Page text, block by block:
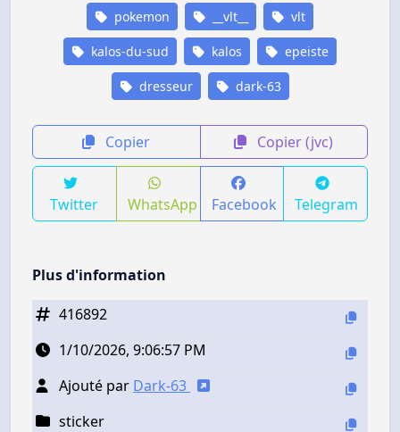
pokemon __vlt__ vlt
kalos-du-sud kalos epeiste
dresseur dark-63
Copier Copier (jvc)
Twitter WhatsApp Facebook Telegram
Plus d'information
416892
1/10/2026, 9:06:57 PM
Ajouté par Dark-63
sticker